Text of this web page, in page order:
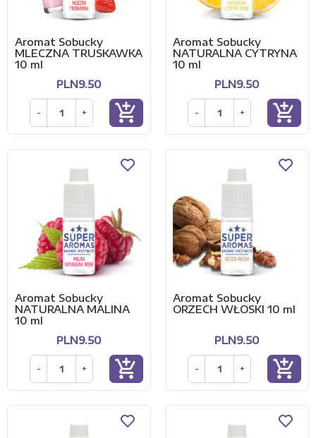
Aromat Sobucky
MLECZNA TRUSKAWKA
10 ml
PLN9.50
- + add_shopping_cart
Aromat Sobucky
NATURALNA CYTRYNA
10 ml
PLN9.50
- + add_shopping_cart
Aromat Sobucky
NATURALNA MALINA
10 ml
PLN9.50
- + add_shopping_cart
Aromat Sobucky
ORZECH WŁOSKI 10 ml
PLN9.50
- + add_shopping_cart